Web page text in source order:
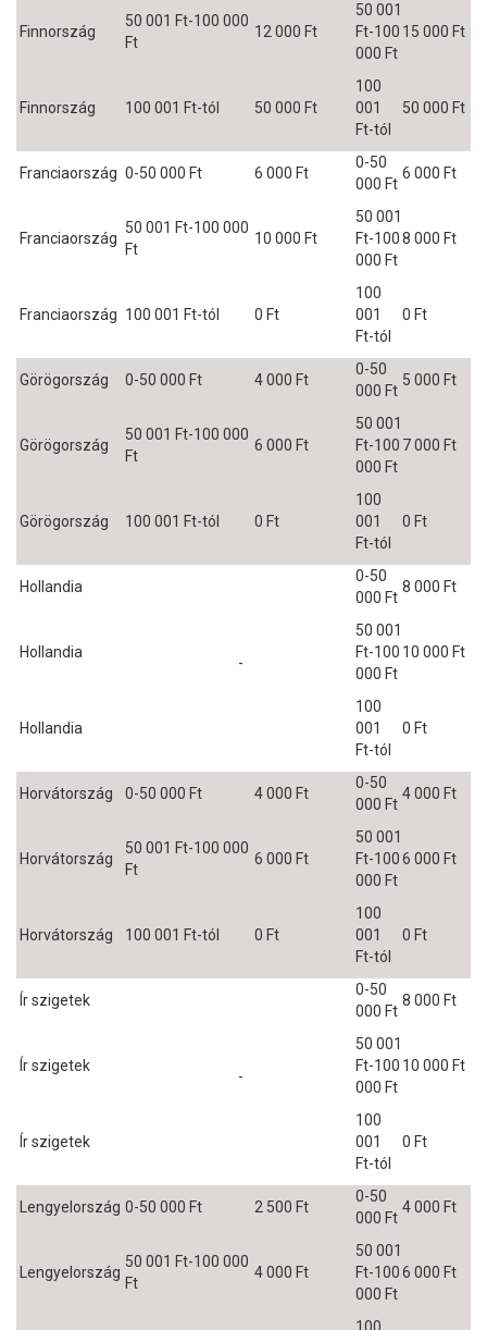
Finnország
50 001 Ft-100 000
Ft
12 000 Ft
50 001
Ft-100
000 Ft
15 000 Ft
Finnország 100 001 Ft-tól 50 000 Ft
100
001
Ft-tól
50 000 Ft
Franciaország 0-50 000 Ft 6 000 Ft
0-50
000 Ft
6 000 Ft
Franciaország
50 001 Ft-100 000
Ft
10 000 Ft
50 001
Ft-100
000 Ft
8 000 Ft
Franciaország 100 001 Ft-tól 0 Ft
100
001
Ft-tól
0 Ft
Görögország 0-50 000 Ft 4 000 Ft
0-50
000 Ft
5 000 Ft
Görögország
50 001 Ft-100 000
Ft
6 000 Ft
50 001
Ft-100
000 Ft
7 000 Ft
Görögország 100 001 Ft-tól 0 Ft
100
001
Ft-tól
0 Ft
Hollandia
-
0-50
000 Ft
8 000 Ft
Hollandia
50 001
Ft-100
000 Ft
10 000 Ft
Hollandia
100
001
Ft-tól
0 Ft
Horvátország 0-50 000 Ft 4 000 Ft
0-50
000 Ft
4 000 Ft
Horvátország
50 001 Ft-100 000
Ft
6 000 Ft
50 001
Ft-100
000 Ft
6 000 Ft
Horvátország 100 001 Ft-tól 0 Ft
100
001
Ft-tól
0 Ft
Ír szigetek
-
0-50
000 Ft
8 000 Ft
Ír szigetek
50 001
Ft-100
000 Ft
10 000 Ft
Ír szigetek
100
001
Ft-tól
0 Ft
Lengyelország 0-50 000 Ft 2 500 Ft
0-50
000 Ft
4 000 Ft
Lengyelország
50 001 Ft-100 000
Ft
4 000 Ft
50 001
Ft-100
000 Ft
6 000 Ft